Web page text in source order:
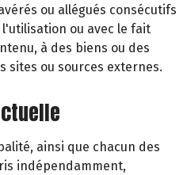
ou allégués consécutifs
ou avec le fait
à des biens ou des
sites ou sources externes.
ainsi que chacun des
indépendamment,